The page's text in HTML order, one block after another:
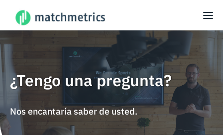
¿Tengo una pregunta?
Nos encantaría saber de usted.